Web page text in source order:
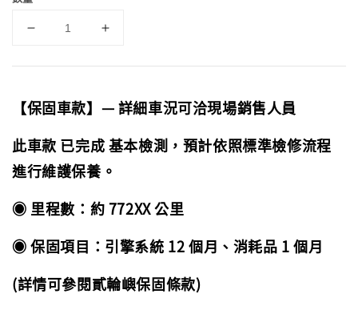
【保固車款】— 詳細車況可洽現場銷售人員
此車款 已完成 基本檢測，預計依照標準檢修流程
進行維護保養。
◉ 里程數：約 772XX 公里
◉ 保固項目：引擎系統 12 個月、消耗品 1 個月
(詳情可參閱貳輪嶼保固條款)